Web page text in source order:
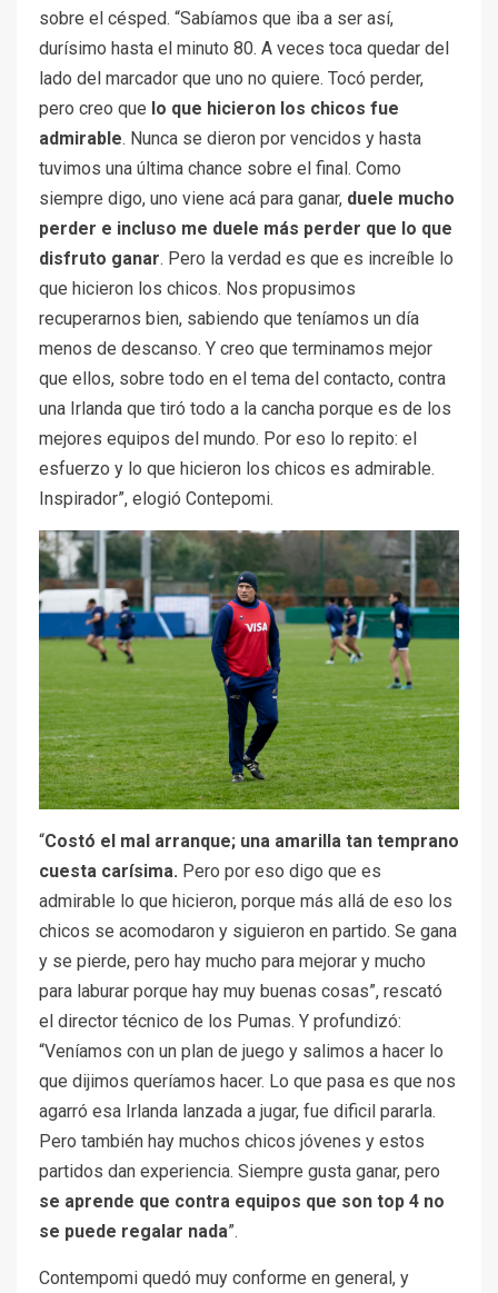
sobre el césped. “Sabíamos que iba a ser así,
durísimo hasta el minuto 80. A veces toca quedar del
lado del marcador que uno no quiere. Tocó perder,
pero creo que lo que hicieron los chicos fue
admirable. Nunca se dieron por vencidos y hasta
tuvimos una última chance sobre el final. Como
siempre digo, uno viene acá para ganar, duele mucho
perder e incluso me duele más perder que lo que
disfruto ganar. Pero la verdad es que es increíble lo
que hicieron los chicos. Nos propusimos
recuperarnos bien, sabiendo que teníamos un día
menos de descanso. Y creo que terminamos mejor
que ellos, sobre todo en el tema del contacto, contra
una Irlanda que tiró todo a la cancha porque es de los
mejores equipos del mundo. Por eso lo repito: el
esfuerzo y lo que hicieron los chicos es admirable.
Inspirador”, elogió Contepomi.
“Costó el mal arranque; una amarilla tan temprano
cuesta carísima. Pero por eso digo que es
admirable lo que hicieron, porque más allá de eso los
chicos se acomodaron y siguieron en partido. Se gana
y se pierde, pero hay mucho para mejorar y mucho
para laburar porque hay muy buenas cosas”, rescató
el director técnico de los Pumas. Y profundizó:
“Veníamos con un plan de juego y salimos a hacer lo
que dijimos queríamos hacer. Lo que pasa es que nos
agarró esa Irlanda lanzada a jugar, fue dificil pararla.
Pero también hay muchos chicos jóvenes y estos
partidos dan experiencia. Siempre gusta ganar, pero
se aprende que contra equipos que son top 4 no
se puede regalar nada”.
Contempomi quedó muy conforme en general, y